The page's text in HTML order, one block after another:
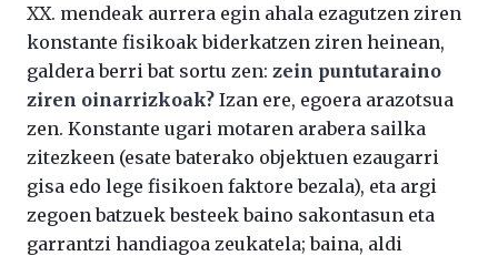
XX. mendeak aurrera egin ahala ezagutzen ziren
konstante fisikoak biderkatzen ziren heinean,
galdera berri bat sortu zen: zein puntutaraino
ziren oinarrizkoak? Izan ere, egoera arazotsua
zen. Konstante ugari motaren arabera sailka
zitezkeen (esate baterako objektuen ezaugarri
gisa edo lege fisikoen faktore bezala), eta argi
zegoen batzuek besteek baino sakontasun eta
garrantzi handiagoa zeukatela; baina, aldi